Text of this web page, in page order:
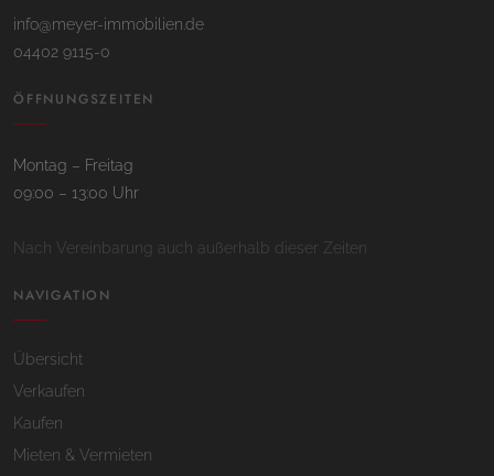
info@meyer-immobilien.de
04402 9115-0
ÖFFNUNGSZEITEN
Montag – Freitag
09:00 – 13:00 Uhr
Nach Vereinbarung auch außerhalb dieser Zeiten
NAVIGATION
Übersicht
Verkaufen
Kaufen
Mieten & Vermieten